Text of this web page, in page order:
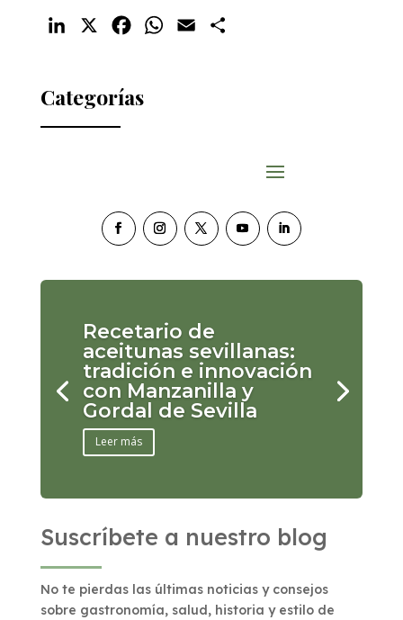
LinkedIn FacebookWhatsApp
Email
Categorías
Recetario de
aceitunas sevillanas:
tradición e innovación
con Manzanilla y
Gordal de Sevilla
Leer más
Suscríbete a nuestro blog
No te pierdas las últimas noticias y consejos
sobre gastronomía, salud, historia y estilo de